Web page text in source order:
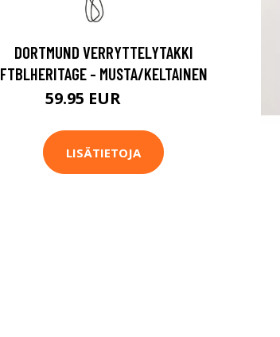
DORTMUND VERRYTTELYTAKKI
FTBLHERITAGE - MUSTA/KELTAINEN
59.95 EUR
LISÄTIETOJA